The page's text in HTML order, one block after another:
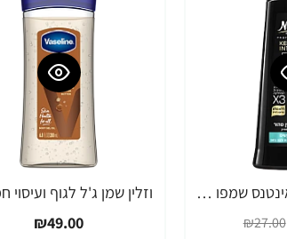
נטורל פורמולה אינטנס שמפו קרטין טהור מונע קשקשים 400 מ"ל - מבית NATURAL FORMULA
₪27.00
₪49.00